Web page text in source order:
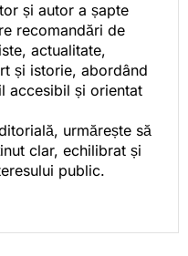
și autor a șapte
recomandări de
actualitate,
și istorie, abordând
accesibil și orientat
urmărește să
clar, echilibrat și
public.